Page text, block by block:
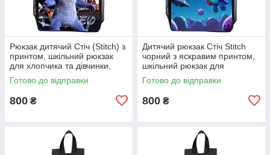
Рюкзак дитячий Стіч (Stitch) з
принтом, шкільний рюкзак
для хлопчика та дівчинки,
чорний
Готово до відправки
800 ₴
Дитячий рюкзак Стіч Stitch
чорний з яскравим принтом,
шкільний рюкзак для
хлопчика та дівчинки
Готово до відправки
800 ₴